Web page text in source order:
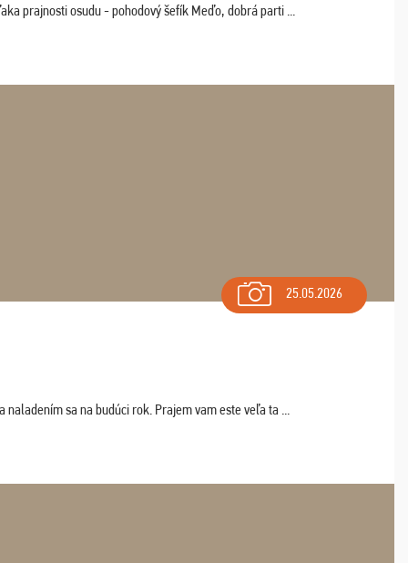
prajnosti osudu - pohodový šefík Meďo, dobrá parti ...
25.05.2026
sa na budúci rok. Prajem vam este veľa ta ...